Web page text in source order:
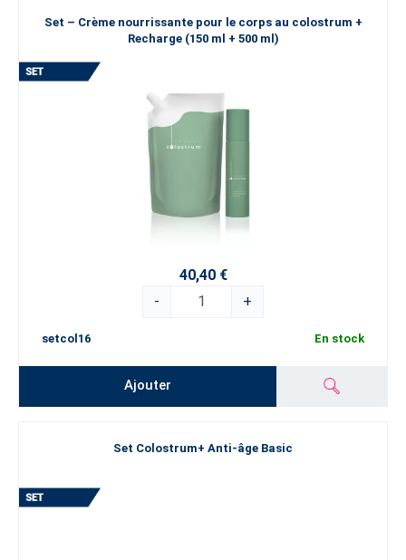
Set – Crème nourrissante pour le corps au colostrum +
Recharge (150 ml + 500 ml)
40,40 €
-
+
setcol16 En stock
Ajouter
Set Colostrum+ Anti-âge Basic